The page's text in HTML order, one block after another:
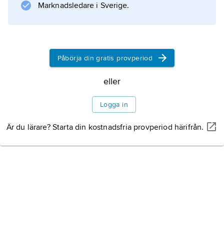
Marknadsledare i Sverige.
Påbörja din gratis provperiod
eller
Logga in
Är du lärare? Starta din kostnadsfria provperiod härifrån.